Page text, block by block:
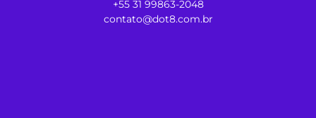
+55 31 99863-2048
contato@dot8.com.br